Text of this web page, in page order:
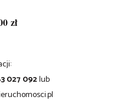
zł
027 092lub